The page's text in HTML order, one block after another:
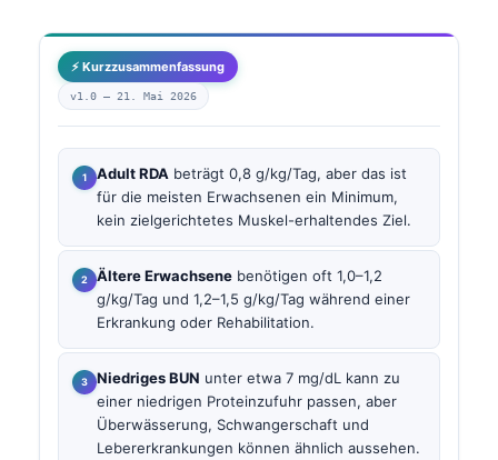
⚡ Kurzzusammenfassung
v1.0 — 21. Mai 2026
Adult RDA beträgt 0,8 g/kg/Tag, aber das ist
für die meisten Erwachsenen ein Minimum,
kein zielgerichtetes Muskel-erhaltendes Ziel.
Ältere Erwachsene benötigen oft 1,0–1,2
g/kg/Tag und 1,2–1,5 g/kg/Tag während einer
Erkrankung oder Rehabilitation.
Niedriges BUN unter etwa 7 mg/dL kann zu
einer niedrigen Proteinzufuhr passen, aber
Überwässerung, Schwangerschaft und
Lebererkrankungen können ähnlich aussehen.